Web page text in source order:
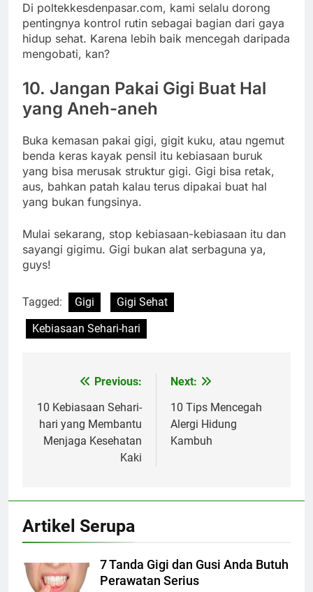
Di poltekkesdenpasar.com, kami selalu dorong
pentingnya kontrol rutin sebagai bagian dari gaya
hidup sehat. Karena lebih baik mencegah daripada
mengobati, kan?
10. Jangan Pakai Gigi Buat Hal
yang Aneh-aneh
Buka kemasan pakai gigi, gigit kuku, atau ngemut
benda keras kayak pensil itu kebiasaan buruk
yang bisa merusak struktur gigi. Gigi bisa retak,
aus, bahkan patah kalau terus dipakai buat hal
yang bukan fungsinya.
Mulai sekarang, stop kebiasaan-kebiasaan itu dan
sayangi gigimu. Gigi bukan alat serbaguna ya,
guys!
Tagged: Gigi
Gigi Sehat
Kebiasaan Sehari-hari
Navigasi
pos
Previous:
10 Kebiasaan Sehari-
hari yang Membantu
Menjaga Kesehatan
Kaki
Next:
10 Tips Mencegah
Alergi Hidung
Kambuh
Artikel Serupa
7 Tanda Gigi dan Gusi Anda Butuh
Perawatan Serius